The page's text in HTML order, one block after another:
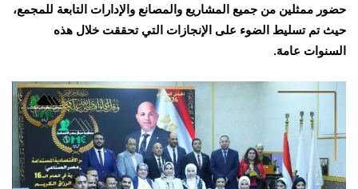
حضور ممثلين من جميع المشاريع والمصانع والإدارات التابعة للمجمع،
حيث تم تسليط الضوء على الإنجازات التي تحققت خلال هذه
السنوات عامهََ.